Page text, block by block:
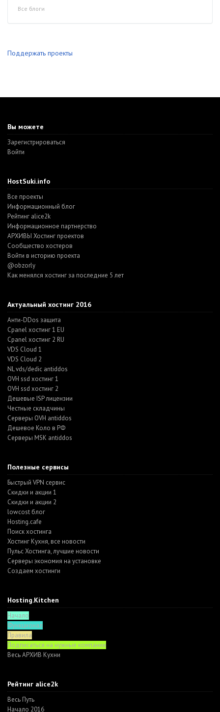
Все блоги
Поддержать проекты
Вы можете
Зарегистрироваться
Войти
HostSuki.info
Все проекты
Информационный блог
Рейтинг alice2k
Информационное партнерство
АРХИВЫ Хостинг проектов
Cообщество хостеров
Войти в историю проекта
@obzorly
Как менялся хостинг за последние 5 лет
Актуальный хостинг 2016
Анти-DDos защита
Cpanel хостинг 1 EU
Cpanel хостинг 2 RU
VDS Cloud 1
VDS Cloud 2
NL vds/dedic antiddos
OVH ssd хостинг 1
OVH ssd хостинг 2
Дешевые ISP лицензии
Честные складчины
Серверы OVH antiddos
Дешевое Коло в РФ
Серверы MSK antiddos
Полезные сервисы
Быстрый VPN сервис
Скидки и акции 1
Скидки и акции 2
lowcost блог
Hosting.cafe
Поиск хостинга
Хостинг Кухня, все новости
Пульс Хостинга, лучшие новости
Серверы экономия на установке
Создаем хостинги
Hosting.Kitchen
Начало
Функционал
Правила
Подписаться на нужные компании
Весь АРХИВ Кухни
Рейтинг alice2k
Весь Путь
Начало 2016